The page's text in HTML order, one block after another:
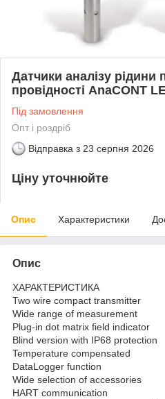
Датчики аналізу рідини
провідності AnaCONT
Під замовлення
Опт і роздріб
Відправка з 23 серпня 2026
Ціну уточнюйте
Опис Характеристики
Опис
ХАРАКТЕРИСТИКА
Two wire compact transmitter
Wide range of measurement
Plug-in dot matrix field indicator
Blind version with IP68 protection
Temperature compensated
DataLogger function
Wide selection of accessories
HART communication